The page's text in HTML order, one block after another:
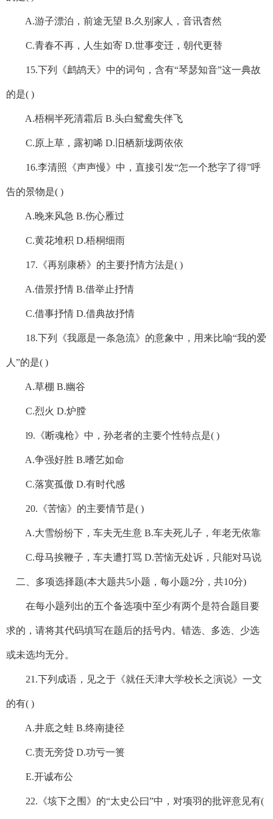
A.游子漂泊，前途无望 B.久别家人，音讯杳然
C.青春不再，人生如寄 D.世事变迁，朝代更替
15.下列《鹧鸪天》中的词句，含有“琴瑟知音”这一典故
的是( )
A.梧桐半死清霜后 B.头白鸳鸯失伴飞
C.原上草，露初唏 D.旧栖新垅两依依
16.李清照《声声慢》中，直接引发“怎一个愁字了得”呼
告的景物是( )
A.晚来风急 B.伤心雁过
C.黄花堆积 D.梧桐细雨
17.《再别康桥》的主要抒情方法是( )
A.借景抒情 B.借举止抒情
C.借事抒情 D.借典故抒情
18.下列《我愿是一条急流》的意象中，用来比喻“我的爱
人”的是( )
A.草棚 B.幽谷
C.烈火 D.炉膛
l9.《断魂枪》中，孙老者的主要个性特点是( )
A.争强好胜 B.嗜艺如命
C.落寞孤傲 D.有时代感
20.《苦恼》的主要情节是( )
A.大雪纷纷下，车夫无生意 B.车夫死儿子，年老无依靠
C.母马挨鞭子，车夫遭打骂 D.苦恼无处诉，只能对马说
二、多项选择题(本大题共5小题，每小题2分，共10分)
在每小题列出的五个备选项中至少有两个是符合题目要
求的，请将其代码填写在题后的括号内。错选、多选、少选
或未选均无分。
21.下列成语，见之于《就任天津大学校长之演说》一文
的有( )
A.井底之蛙 B.终南捷径
C.责无旁贷 D.功亏一篑
E.开诚布公
22.《垓下之围》的“太史公曰”中，对项羽的批评意见有(